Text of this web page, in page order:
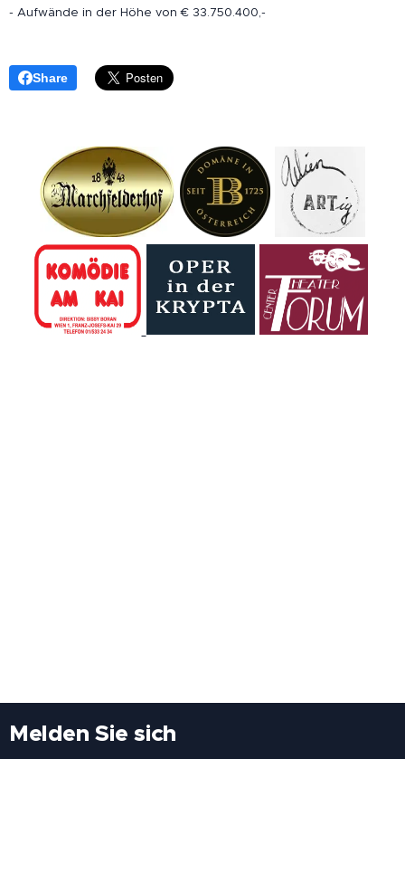
- Aufwände in der Höhe von € 33.750.400,-
Share
Melden Sie sich